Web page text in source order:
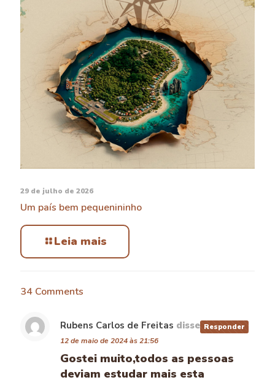
29 de julho de 2026
Um país bem pequenininho
Leia mais
34 Comments
Rubens Carlos de Freitas disse:
12 de maio de 2024 às 21:56
Gostei muito,todos as pessoas
deviam estudar mais esta
Responder